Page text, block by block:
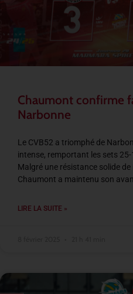
Chaumont confirme
Narbonne
Le CVB52 a triomphé de
intense, remportant les sets 25-
Malgré une résistance solide de
Chaumont a maintenu son
LIRE LA SUITE »